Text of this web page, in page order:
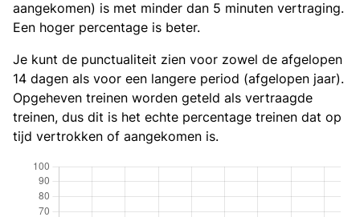
aangekomen) is met minder dan 5 minuten vertraging.
Een hoger percentage is beter.
Je kunt de punctualiteit zien voor zowel de afgelopen
14 dagen als voor een langere period (afgelopen jaar).
Opgeheven treinen worden geteld als vertraagde
treinen, dus dit is het echte percentage treinen dat op
tijd vertrokken of aangekomen is.